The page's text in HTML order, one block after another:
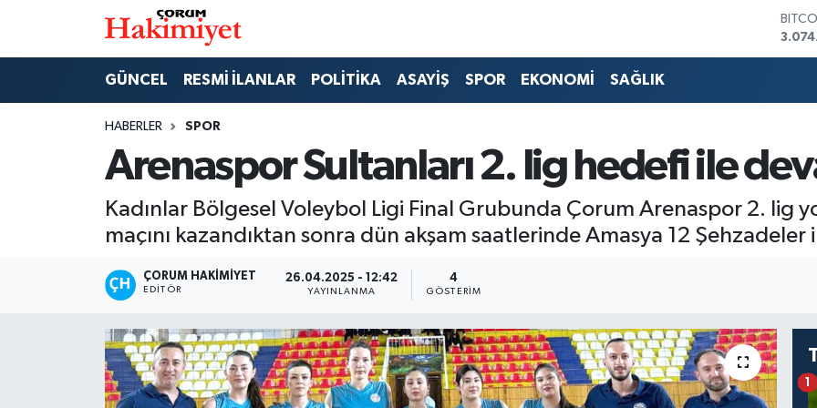
GÜNCEL RESMİ İLANLAR POLİTİKA ASAYİŞ SPOR EKONOMİ SAĞLIK
HABERLER SPOR
Arenaspor Sultanları 2. lig hedefi ile
Kadınlar Bölgesel Voleybol Ligi Final Grubunda Çorum Arenaspor 2. lig
maçını kazandıktan sonra dün akşam saatlerinde Amasya 12 Şehzadeler
ÇORUM HAKIMIYET
EDITÖR
26.04.2025 - 12:42
YAYINLANMA
4
GÖSTERIM
1
GÜNCEL
AKTÜEL
EĞİTİM
Nöbetçi Eczaneler
Çorum Namaz Vakitleri
Trafik Durumu
Tüm Manşetler
Son Dakika Haberleri
Haber Arşivi